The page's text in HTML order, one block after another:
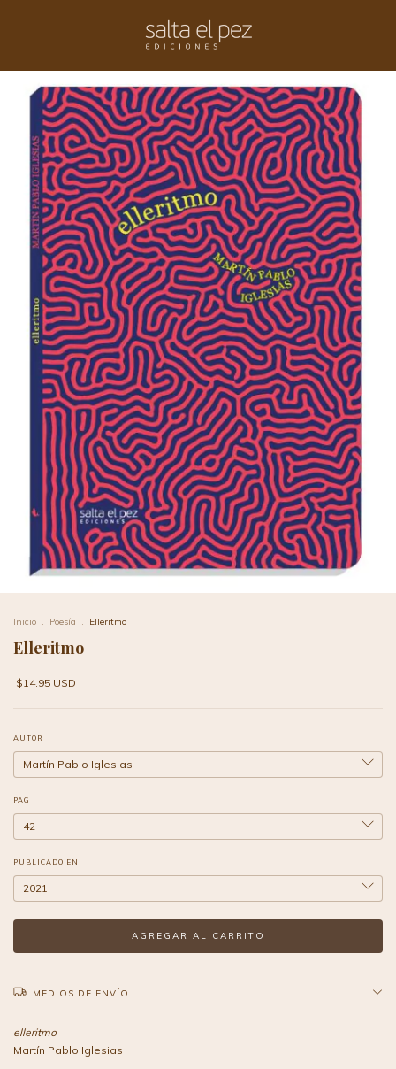
Inicio . Poesía . Elleritmo
Elleritmo
$14.95 USD
AUTOR
PAG
PUBLICADO EN
MEDIOS DE ENVÍO
elleritmo
Martín Pablo Iglesias